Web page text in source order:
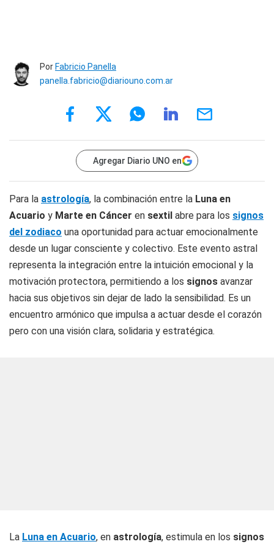
Por Fabricio Panella
panella.fabricio@diariouno.com.ar
Agregar Diario UNO en
Para la astrología, la combinación entre la Luna en
Acuario y Marte en Cáncer en sextil abre para los signos
del zodiaco una oportunidad para actuar emocionalmente
desde un lugar consciente y colectivo. Este evento astral
representa la integración entre la intuición emocional y la
motivación protectora, permitiendo a los signos avanzar
hacia sus objetivos sin dejar de lado la sensibilidad. Es un
encuentro armónico que impulsa a actuar desde el corazón
pero con una visión clara, solidaria y estratégica.
La Luna en Acuario, en astrología, estimula en los signos